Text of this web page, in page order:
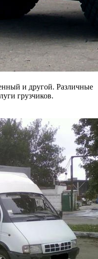
и другой. Различные
грузчиков.